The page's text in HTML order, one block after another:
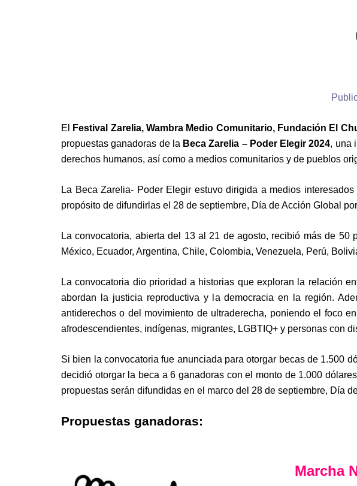
El Festival Zarelia, Wambra Medio Comunitario, Fundación El
propuestas ganadoras de la Beca Zarelia – Poder Elegir 2024, una
derechos humanos, así como a medios comunitarios y de pueblos
La Beca Zarelia- Poder Elegir estuvo dirigida a medios
propósito de difundirlas el 28 de septiembre, Día de Acción Global
La convocatoria, abierta del 13 al 21 de agosto, recibió más de
México, Ecuador, Argentina, Chile, Colombia, Venezuela, Perú,
La convocatoria dio prioridad a historias que exploran la relación
abordan la justicia reproductiva y la democracia en la región.
antiderechos o del movimiento de ultraderecha, poniendo el foco
afrodescendientes, indígenas, migrantes, LGBTIQ+ y personas con
Si bien la convocatoria fue anunciada para otorgar becas de 1.500
decidió otorgar la beca a 6 ganadoras con el monto de 1.000
propuestas serán difundidas en el marco del 28 de septiembre, Día
Propuestas ganadoras:
Marcha